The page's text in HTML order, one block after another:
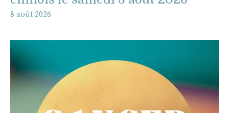
8 août 2026